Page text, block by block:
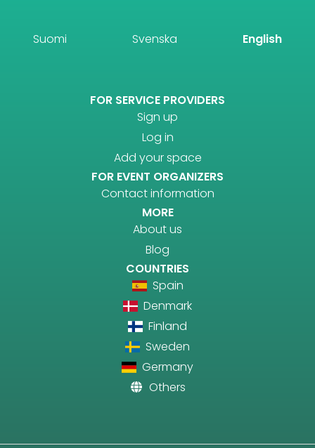
Suomi Svenska English
FOR SERVICE PROVIDERS
Sign up
Log in
Add your space
FOR EVENT ORGANIZERS
Contact information
MORE
About us
Blog
COUNTRIES
Spain
Denmark
Finland
Sweden
Germany
Others